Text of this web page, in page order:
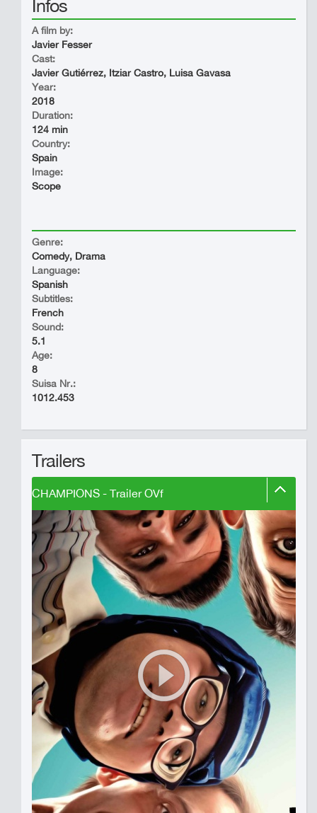
Infos
A film by:
Javier Fesser
Cast:
Javier Gutiérrez, Itziar Castro, Luisa Gavasa
Year:
2018
Duration:
124 min
Country:
Spain
Image:
Scope
Genre:
Comedy, Drama
Language:
Spanish
Subtitles:
French
Sound:
5.1
Age:
8
Suisa Nr.:
1012.453
Trailers
CHAMPIONS - Trailer OVf